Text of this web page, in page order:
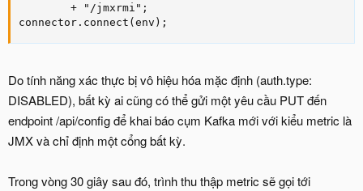
        + "/jmxrmi";
connector.connect(env);
Do tính năng xác thực bị vô hiệu hóa mặc định (auth.type:
DISABLED), bất kỳ ai cũng có thể gửi một yêu cầu PUT đến
endpoint /api/config để khai báo cụm Kafka mới với kiểu metric là
JMX và chỉ định một cổng bất kỳ.
Trong vòng 30 giây sau đó, trình thu thập metric sẽ gọi tới